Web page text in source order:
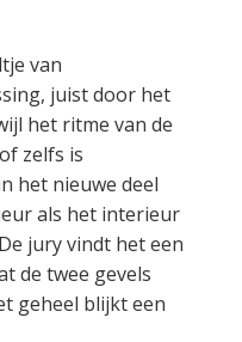
van
juist door het
het ritme van de
zelfs is
het nieuwe deel
als het interieur
jury vindt het een
de twee gevels
geheel blijkt een